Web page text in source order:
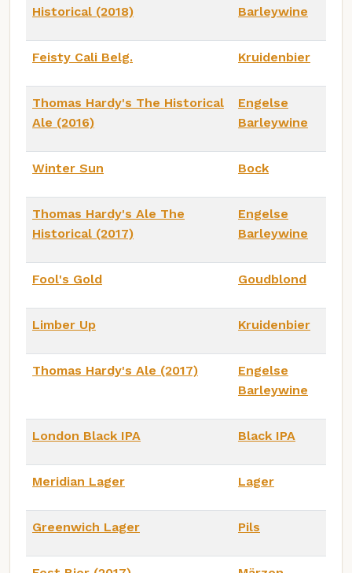
Historical (2018)
Barleywine
Feisty Cali Belg. Kruidenbier
Thomas Hardy's The Historical
Ale (2016)
Engelse
Barleywine
Winter Sun Bock
Thomas Hardy's Ale The
Historical (2017)
Engelse
Barleywine
Fool's Gold Goudblond
Limber Up Kruidenbier
Thomas Hardy's Ale (2017)
Engelse
Barleywine
London Black IPA Black IPA
Meridian Lager Lager
Greenwich Lager Pils